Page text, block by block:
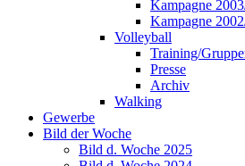
Kampagne
Kampagne
Volleyball
Training/
Presse
Archiv
Walking
Gewerbe
Bild der Woche
Bild d. Woche 2025